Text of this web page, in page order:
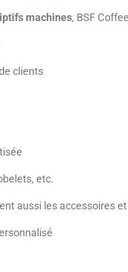
machines, BSF
clients
etc.
aussi les accessoires et